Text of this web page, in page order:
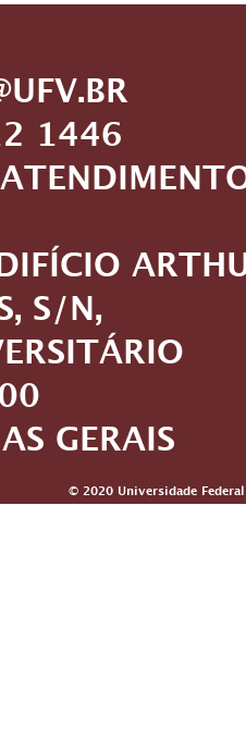
1446
S/N,
GERAIS
© 2020 Universidade